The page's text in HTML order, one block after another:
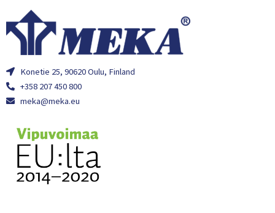
Konetie 25, 90620 Oulu, Finland
+358 207 450 800
meka@meka.eu